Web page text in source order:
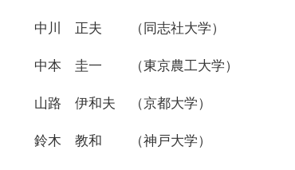
中川 正夫 （同志社大学）
中本 圭一 （東京農工大学）
山路 伊和夫 （京都大学）
鈴木 教和 （神戸大学）